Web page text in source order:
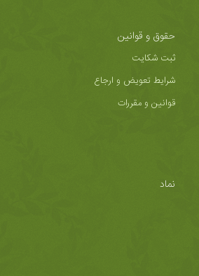
حقوق و قوانین
ثبت شکایت
شرایط تعویض و ارجاع
قوانین و مقررات
نماد